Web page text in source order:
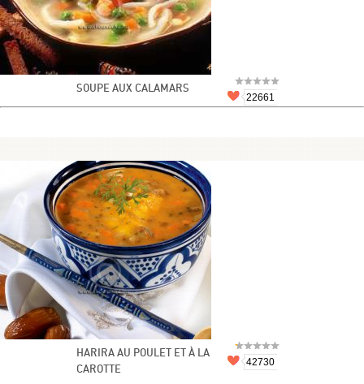
SOUPE AUX CALAMARS
22661
HARIRA AU POULET ET À LA
CAROTTE
42730